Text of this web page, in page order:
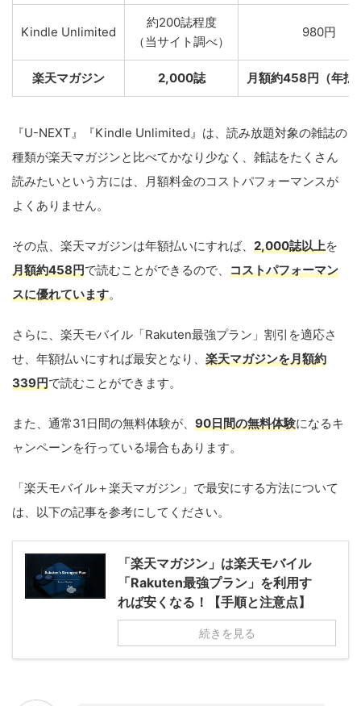
Kindle Unlimited
約200誌程度
（当サイト調べ）
980円
楽天マガジン 2,000誌 月額約458円（年払
『U-NEXT』『Kindle Unlimited』は、読み放題対象の雑誌の
種類が楽天マガジンと比べてかなり少なく、雑誌をたくさん
読みたいという方には、月額料金のコストパフォーマンスが
よくありません。
その点、楽天マガジンは年額払いにすれば、 2,000誌以上を
月額約458円で読むことができるので、 コストパフォーマン
スに優れています。
さらに、楽天モバイル「Rakuten最強プラン」割引を適応さ
せ、年額払いにすれば最安となり、 楽天マガジンを月額約
339円で読むことができます。
また、通常31日間の無料体験が、 90日間の無料体験になるキ
ャンペーンを行っている場合もあります。
「楽天モバイル＋楽天マガジン」で最安にする方法について
は、以下の記事を参考にしてください。
「楽天マガジン」は楽天モバイル
「Rakuten最強プラン」を利用す
れば安くなる！【手順と注意点】
続きを見る